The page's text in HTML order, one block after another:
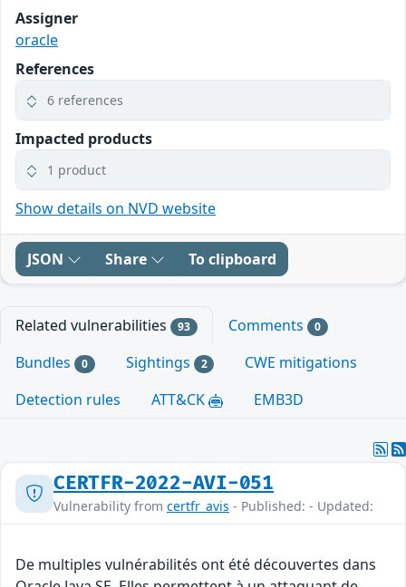
Assigner
oracle
References
6 references
Impacted products
1 product
Show details on NVD website
JSON Share To clipboard
Related vulnerabilities 93 Comments 0
Bundles 0 Sightings 2
CWE mitigations
Detection rules
ATT&CK EMB3D
CERTFR-2022-AVI-051
Vulnerability from certfr_avis - Published: - Updated:
De multiples vulnérabilités ont été découvertes dans